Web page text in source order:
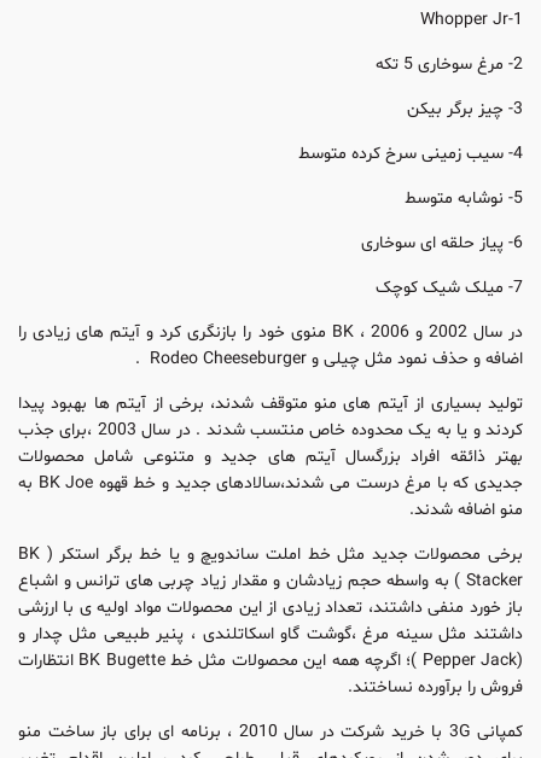
1-Whopper Jr
2- مرغ سوخاری 5 تکه
3- چیز برگر بیکن
4- سیب زمینی سرخ کرده متوسط
5- نوشابه متوسط
6- پیاز حلقه ای سوخاری
7- میلک شیک کوچک
در سال 2002 و 2006 ، BK منوی خود را بازنگری کرد و آیتم های زیادی را
اضافه و حذف نمود مثل چیلی و Rodeo Cheeseburger ‌ .
تولید بسیاری از آیتم های منو متوقف شدند، برخی از آیتم ها بهبود پیدا
کردند و یا به یک محدوده خاص منتسب شدند . در سال 2003 ،برای جذب
بهتر ذائقه افراد بزرگسال آیتم های جدید و متنوعی شامل محصولات
جدیدی که با مرغ درست می شدند،سالادهای جدید و خط قهوه BK Joe به
منو اضافه شدند.
برخی محصولات جدید مثل خط املت ساندویچ و یا خط برگر استکر ( BK
Stacker ) به واسطه حجم زیادشان و مقدار زیاد چربی های ترانس و اشباع
باز خورد منفی داشتند، تعداد زیادی از این محصولات مواد اولیه ی با ارزشی
داشتند مثل سینه مرغ ،‌گوشت گاو اسکاتلندی ، پنیر طبیعی مثل چدار و
(‌Pepper Jack )‌؛ اگرچه همه این محصولات مثل خط BK Bugette انتظارات
فروش را برآورده نساختند.
کمپانی 3G با خرید شرکت در سال 2010 ، برنامه ای برای باز ساخت منو